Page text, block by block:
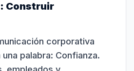
Construir
corporativa
palabra: Confianza.